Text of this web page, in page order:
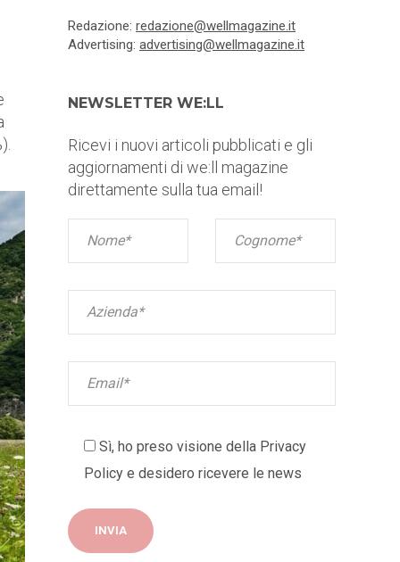
Redazione: redazione@wellmagazine.it
Advertising: advertising@wellmagazine.it
NEWSLETTER WE:LL
Ricevi i nuovi articoli pubblicati e gli
aggiornamenti di we:ll magazine
direttamente sulla tua email!
Sì, ho preso visione della Privacy
Policy e desidero ricevere le news